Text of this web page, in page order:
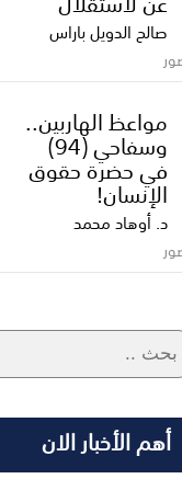
صالح الدويل باراس
مواعظ الهاربين..
وسفاحي (94)
في حضرة حقوق
الإنسان!
د. أوهاد محمد
أهم الأخبار الان